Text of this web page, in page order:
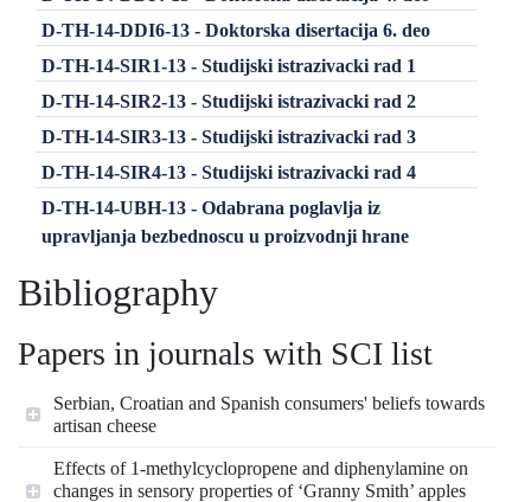
D-TH-14-DDI6-13 - Doktorska disertacija 6. deo
D-TH-14-SIR1-13 - Studijski istrazivacki rad 1
D-TH-14-SIR2-13 - Studijski istrazivacki rad 2
D-TH-14-SIR3-13 - Studijski istrazivacki rad 3
D-TH-14-SIR4-13 - Studijski istrazivacki rad 4
D-TH-14-UBH-13 - Odabrana poglavlja iz
upravljanja bezbednoscu u proizvodnji hrane
Bibliography
Papers in journals with SCI list
Serbian, Croatian and Spanish consumers' beliefs towards
artisan cheese
Effects of 1-methylcyclopropene and diphenylamine on
changes in sensory properties of ‘Granny Smith’ apples